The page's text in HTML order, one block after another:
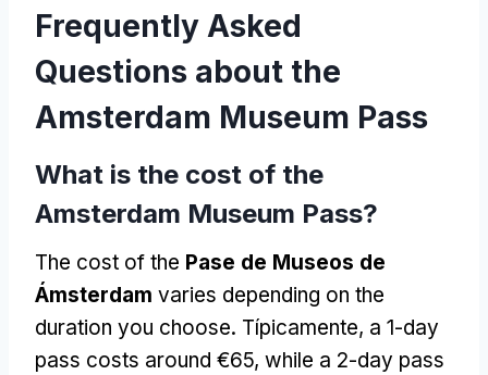
Frequently Asked
Questions about the
Amsterdam Museum Pass
What is the cost of the
Amsterdam Museum Pass?
The cost of the Pase de Museos de
Ámsterdam varies depending on the
duration you choose. Típicamente, a 1-day
pass costs around €65, while a 2-day pass